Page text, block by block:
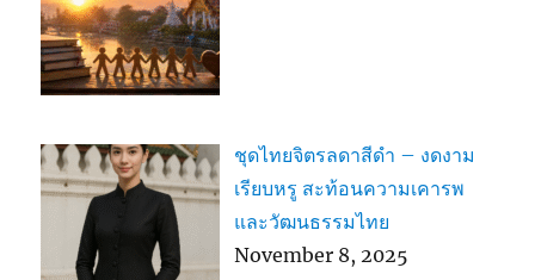
ชุดไทยจิตรลดาสีดำ – งดงาม
เรียบหรู สะท้อนความเคารพ
และวัฒนธรรมไทย
November 8, 2025